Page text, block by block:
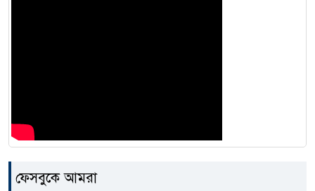
ফেসবুকে আমরা